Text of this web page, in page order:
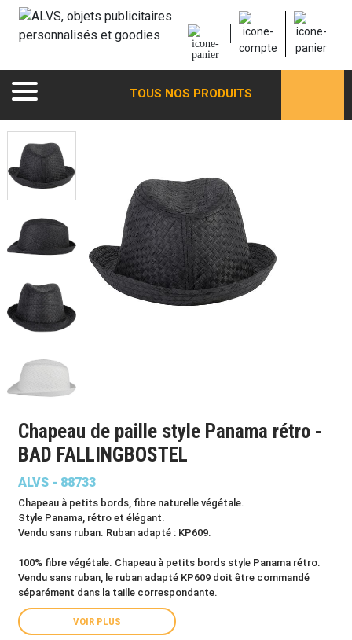
TOUS NOS PRODUITS
Chapeau de paille style Panama rétro -
BAD FALLINGBOSTEL
ALVS - 88733
Chapeau à petits bords, fibre naturelle végétale.
Style Panama, rétro et élégant.
Vendu sans ruban. Ruban adapté : KP609.
100% fibre végétale. Chapeau à petits bords style Panama rétro.
Vendu sans ruban, le ruban adapté KP609 doit être commandé
séparément dans la taille correspondante.
VOIR PLUS